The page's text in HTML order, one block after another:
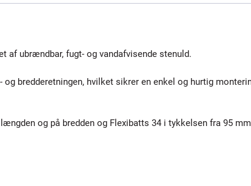
af ubrændbar, fugt- og vandafvisende stenuld.
bredderetningen, hvilket sikrer en enkel og hurtig
og på bredden og Flexibatts 34 i tykkelsen fra 95